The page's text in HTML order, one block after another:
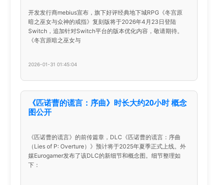
开发发行商mebius宣布，旗下好评经典地下城RPG《冬宫原
暗之巫女与众神的戒指》复刻版将于2026年4月23日登陆
Switch，追加针对Switch平台的版本优化内容，敬请期待。
《冬宫原暗之巫女与
2026-01-31 01:45:04
《匹诺曹的谎言：序曲》时长大约20小时 概念
图公开
《匹诺曹的谎言》的前传篇章，DLC《匹诺曹的谎言：序曲
（Lies of P: Overture）》预计将于2025年夏季正式上线。外
媒Eurogamer发布了该DLC的新细节和概念图。细节整理如
下：